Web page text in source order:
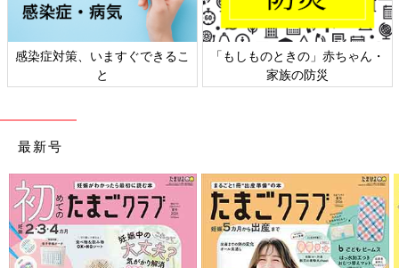
日本外来小児科学会リーフレッ
ト検討会
六星占術 細木かおりさんの人生
相談
最新号